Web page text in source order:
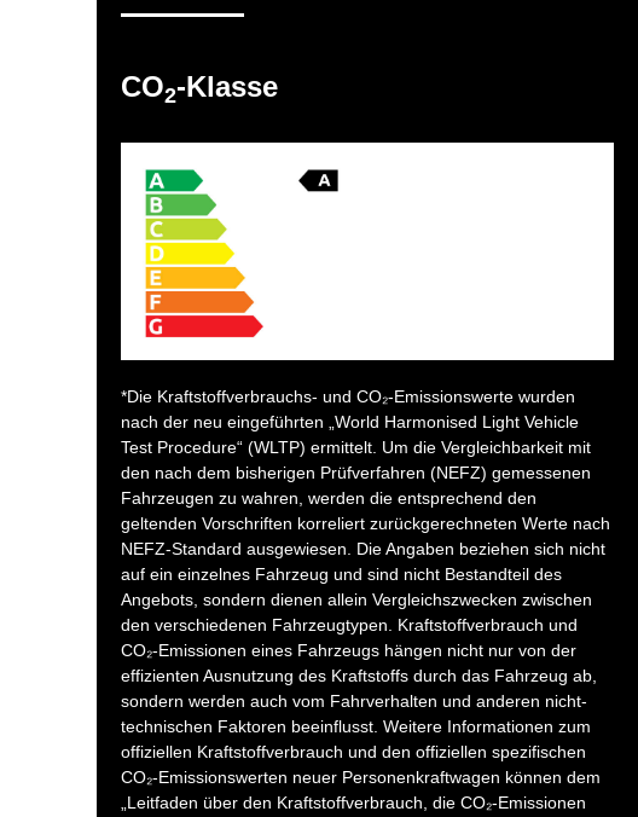
CO2-Klasse
*Die Kraftstoffverbrauchs- und CO₂-Emissionswerte wurden
nach der neu eingeführten „World Harmonised Light Vehicle
Test Procedure“ (WLTP) ermittelt. Um die Vergleichbarkeit mit
den nach dem bisherigen Prüfverfahren (NEFZ) gemessenen
Fahrzeugen zu wahren, werden die entsprechend den
geltenden Vorschriften korreliert zurückgerechneten Werte nach
NEFZ-Standard ausgewiesen. Die Angaben beziehen sich nicht
auf ein einzelnes Fahrzeug und sind nicht Bestandteil des
Angebots, sondern dienen allein Vergleichszwecken zwischen
den verschiedenen Fahrzeugtypen. Kraftstoffverbrauch und
CO₂-Emissionen eines Fahrzeugs hängen nicht nur von der
effizienten Ausnutzung des Kraftstoffs durch das Fahrzeug ab,
sondern werden auch vom Fahrverhalten und anderen nicht-
technischen Faktoren beeinflusst. Weitere Informationen zum
offiziellen Kraftstoffverbrauch und den offiziellen spezifischen
CO₂-Emissionswerten neuer Personenkraftwagen können dem
„Leitfaden über den Kraftstoffverbrauch, die CO₂-Emissionen